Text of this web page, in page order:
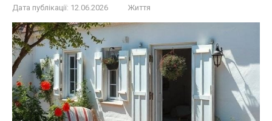
Дата публікації: 12.06.2026 Життя